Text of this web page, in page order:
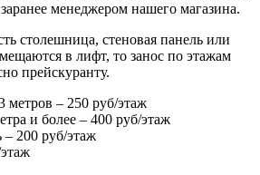
менеджером нашего магазина.
столешница, стеновая панель или
в лифт, то занос по этажам
прейскуранту.
метров – 250 руб/этаж
и более – 400 руб/этаж
– 200 руб/этаж